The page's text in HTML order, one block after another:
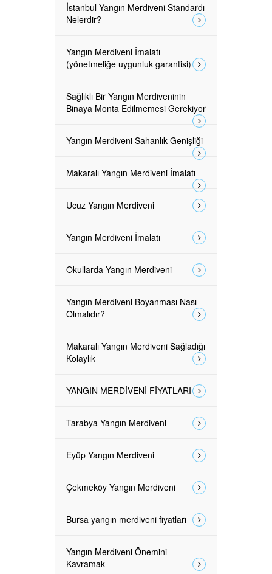
İstanbul Yangın Merdiveni Standardı
Nelerdir?
Yangın Merdiveni İmalatı
(yönetmeliğe uygunluk garantisi)
Sağlıklı Bir Yangın Merdiveninin
Binaya Monta Edilmemesi Gerekiyor
Yangın Merdiveni Sahanlık Genişliği
Makaralı Yangın Merdiveni İmalatı
Ucuz Yangın Merdiveni
Yangın Merdiveni İmalatı
Okullarda Yangın Merdiveni
Yangın Merdiveni Boyanması Nası
Olmalıdır?
Makaralı Yangın Merdiveni Sağladığı
Kolaylık
YANGIN MERDİVENİ FİYATLARI
Tarabya Yangın Merdiveni
Eyüp Yangın Merdiveni
Çekmeköy Yangın Merdiveni
Bursa yangın merdiveni fiyatları
Yangın Merdiveni Önemini
Kavramak